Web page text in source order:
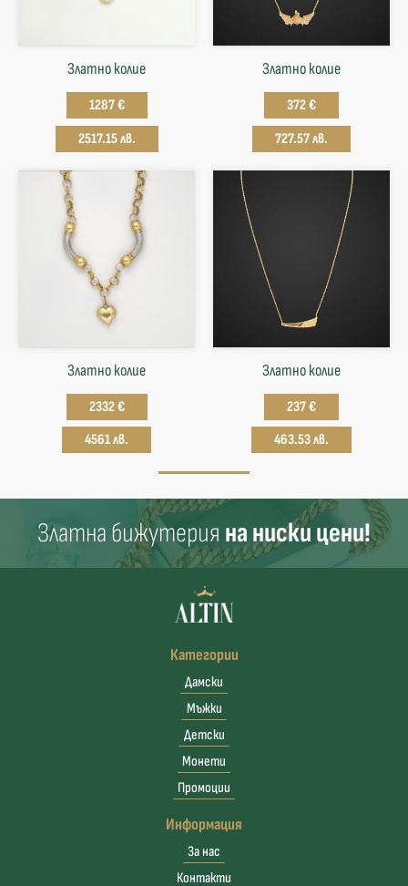
Златно колие
1287 €
2517.15 лв.
Златнo колие
372 €
727.57 лв.
Златно колие
2332 €
4561 лв.
Златнo колие
237 €
463.53 лв.
Златна бижутерия на ниски цени!
Категории
Дамски
Мъжки
Детски
Монети
Промоции
Информация
За нас
Контакти